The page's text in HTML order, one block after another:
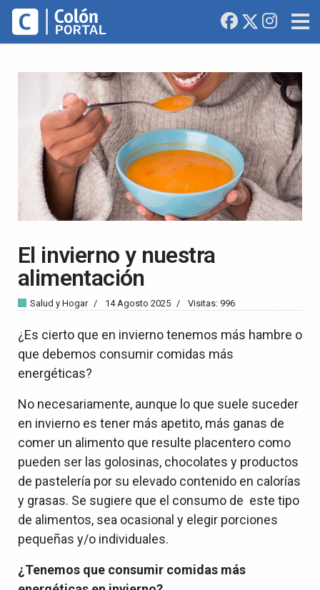
El invierno y nuestra
alimentación
Salud y Hogar 14 Agosto 2025 Visitas: 996
¿Es cierto que en invierno tenemos más hambre o
que debemos consumir comidas más
energéticas?
No necesariamente, aunque lo que suele suceder
en invierno es tener más apetito, más ganas de
comer un alimento que resulte placentero como
pueden ser las golosinas, chocolates y productos
de pastelería por su elevado contenido en calorías
y grasas. Se sugiere que el consumo de este tipo
de alimentos, sea ocasional y elegir porciones
pequeñas y/o individuales.
¿Tenemos que consumir comidas más